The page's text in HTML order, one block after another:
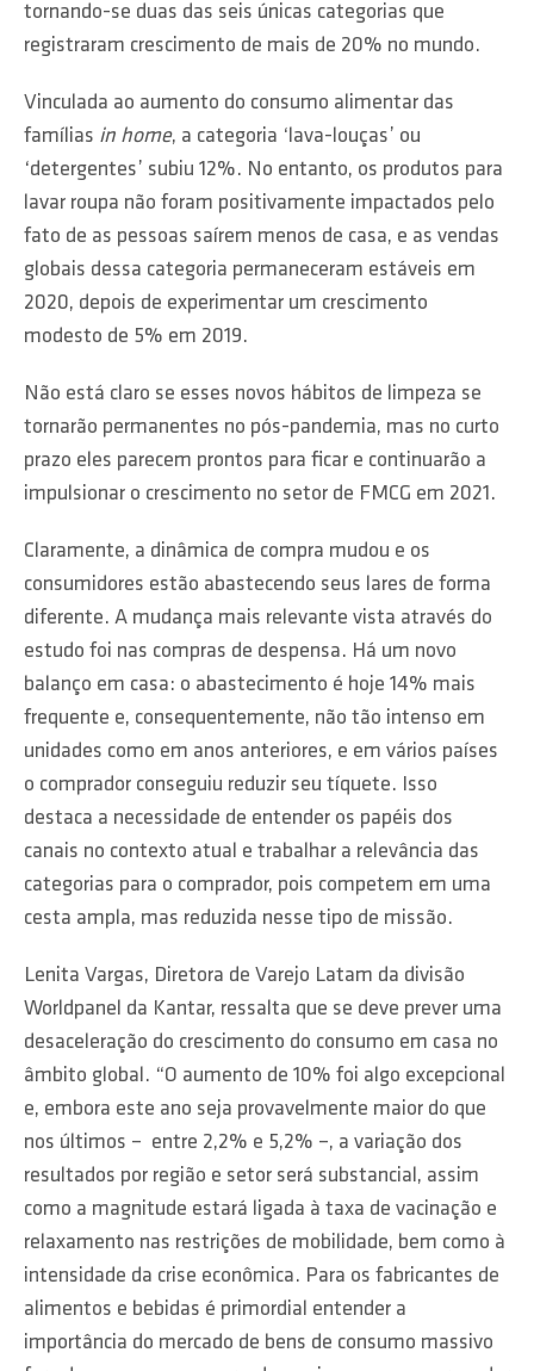
tornando-se duas das seis únicas categorias que
registraram crescimento de mais de 20% no mundo.
Vinculada ao aumento do consumo alimentar das
famílias in home, a categoria ‘lava-louças’ ou
‘detergentes’ subiu 12%. No entanto, os produtos para
lavar roupa não foram positivamente impactados pelo
fato de as pessoas saírem menos de casa, e as vendas
globais dessa categoria permaneceram estáveis em
2020, depois de experimentar um crescimento
modesto de 5% em 2019.
Não está claro se esses novos hábitos de limpeza se
tornarão permanentes no pós-pandemia, mas no curto
prazo eles parecem prontos para ficar e continuarão a
impulsionar o crescimento no setor de FMCG em 2021.
Claramente, a dinâmica de compra mudou e os
consumidores estão abastecendo seus lares de forma
diferente. A mudança mais relevante vista através do
estudo foi nas compras de despensa. Há um novo
balanço em casa: o abastecimento é hoje 14% mais
frequente e, consequentemente, não tão intenso em
unidades como em anos anteriores, e em vários países
o comprador conseguiu reduzir seu tíquete. Isso
destaca a necessidade de entender os papéis dos
canais no contexto atual e trabalhar a relevância das
categorias para o comprador, pois competem em uma
cesta ampla, mas reduzida nesse tipo de missão.
Lenita Vargas, Diretora de Varejo Latam da divisão
Worldpanel da Kantar, ressalta que se deve prever uma
desaceleração do crescimento do consumo em casa no
âmbito global. “O aumento de 10% foi algo excepcional
e, embora este ano seja provavelmente maior do que
nos últimos – entre 2,2% e 5,2% –, a variação dos
resultados por região e setor será substancial, assim
como a magnitude estará ligada à taxa de vacinação e
relaxamento nas restrições de mobilidade, bem como à
intensidade da crise econômica. Para os fabricantes de
alimentos e bebidas é primordial entender a
importância do mercado de bens de consumo massivo